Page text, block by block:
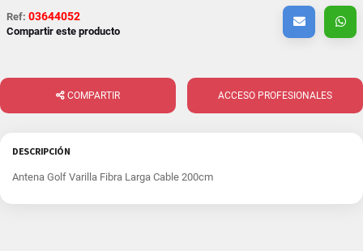
Ref: 03644052
Compartir este producto
COMPARTIR ACCESO PROFESIONALES
DESCRIPCIÓN
Antena Golf Varilla Fibra Larga Cable 200cm